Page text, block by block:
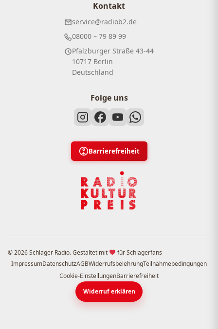
Kontakt
service@radiob2.de
08000 – 79 89 99
Pfalzburger Straße 43-44
10717 Berlin
Deutschland
Folge uns
Barrierefreiheit
© 2026 Schlager Radio. Gestaltet mit
für Schlagerfans
ImpressumDatenschutzAGBWiderrufsbelehrungTeilnahmebedingungen
Cookie-EinstellungenBarrierefreiheit
Widerruf erklären